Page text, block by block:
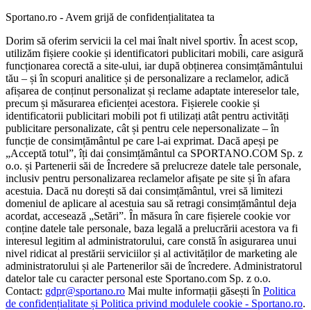
Sportano.ro - Avem grijă de confidențialitatea ta
Dorim să oferim servicii la cel mai înalt nivel sportiv. În acest scop,
utilizăm fișiere cookie și identificatori publicitari mobili, care asigură
funcționarea corectă a site-ului, iar după obținerea consimțământului
tău – și în scopuri analitice și de personalizare a reclamelor, adică
afișarea de conținut personalizat și reclame adaptate intereselor tale,
precum și măsurarea eficienței acestora. Fișierele cookie și
identificatorii publicitari mobili pot fi utilizați atât pentru activități
publicitare personalizate, cât și pentru cele nepersonalizate – în
funcție de consimțământul pe care l-ai exprimat. Dacă apeși pe
„Acceptă totul”, îți dai consimțământul ca SPORTANO.COM Sp. z
o.o. și Partenerii săi de Încredere să prelucreze datele tale personale,
inclusiv pentru personalizarea reclamelor afișate pe site și în afara
acestuia. Dacă nu dorești să dai consimțământul, vrei să limitezi
domeniul de aplicare al acestuia sau să retragi consimțământul deja
acordat, accesează „Setări”. În măsura în care fișierele cookie vor
conține datele tale personale, baza legală a prelucrării acestora va fi
interesul legitim al administratorului, care constă în asigurarea unui
nivel ridicat al prestării serviciilor și al activităților de marketing ale
administratorului și ale Partenerilor săi de încredere. Administratorul
datelor tale cu caracter personal este Sportano.com Sp. z o.o.
Contact: gdpr@sportano.ro Mai multe informații găsești în Politica
de confidențialitate și Politica privind modulele cookie - Sportano.ro.